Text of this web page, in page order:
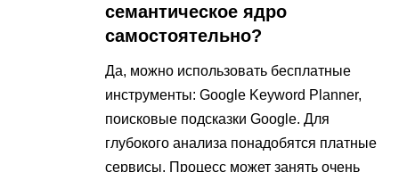
семантическое ядро
самостоятельно?
Да, можно использовать бесплатные
инструменты: Google Keyword Planner,
поисковые подсказки Google. Для
глубокого анализа понадобятся платные
сервисы. Процесс может занять очень